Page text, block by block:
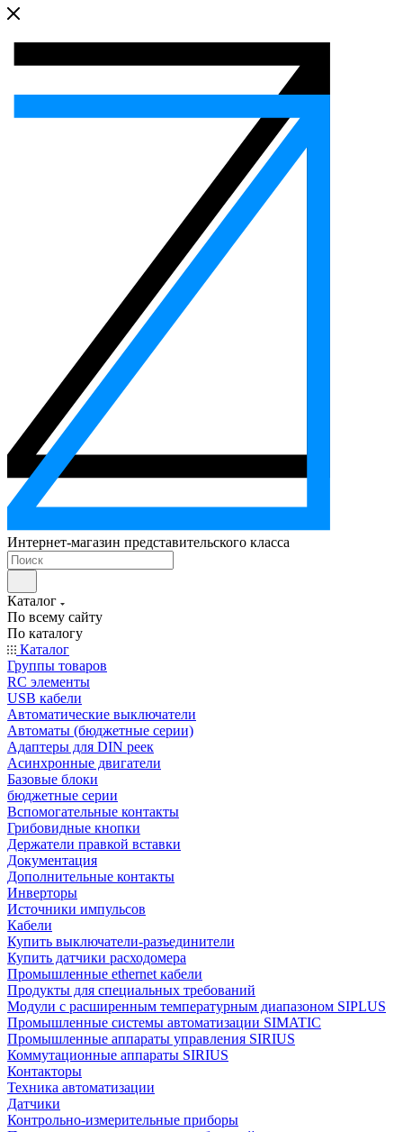
Интернет-магазин представительского класса
Каталог
По всему сайту
По каталогу
Каталог
Группы товаров
RC элементы
USB кабели
Автоматические выключатели
Автоматы (бюджетные серии)
Адаптеры для DIN реек
Асинхронные двигатели
Базовые блоки
бюджетные серии
Вспомогательные контакты
Грибовидные кнопки
Держатели правкой вставки
Документация
Дополнительные контакты
Инверторы
Источники импульсов
Кабели
Купить выключатели-разъединители
Купить датчики расходомера
Промышленные ethernet кабели
Продукты для специальных требований
Модули с расширенным температурным диапазоном SIPLUS
Промышленные системы автоматизации SIMATIC
Промышленные аппараты управления SIRIUS
Коммутационные аппараты SIRIUS
Контакторы
Техника автоматизации
Датчики
Контрольно-измерительные приборы